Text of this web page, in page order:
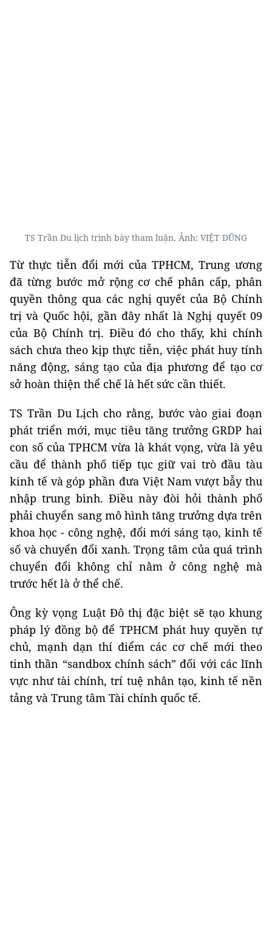
TS Trần Du lịch trình bày tham luận. Ảnh: VIỆT DŨNG
Từ thực tiễn đổi mới của TPHCM, Trung ương
đã từng bước mở rộng cơ chế phân cấp, phân
quyền thông qua các nghị quyết của Bộ Chính
trị và Quốc hội, gần đây nhất là Nghị quyết 09
của Bộ Chính trị. Điều đó cho thấy, khi chính
sách chưa theo kịp thực tiễn, việc phát huy tính
năng động, sáng tạo của địa phương để tạo cơ
sở hoàn thiện thể chế là hết sức cần thiết.
TS Trần Du Lịch cho rằng, bước vào giai đoạn
phát triển mới, mục tiêu tăng trưởng GRDP hai
con số của TPHCM vừa là khát vọng, vừa là yêu
cầu để thành phố tiếp tục giữ vai trò đầu tàu
kinh tế và góp phần đưa Việt Nam vượt bẫy thu
nhập trung bình. Điều này đòi hỏi thành phố
phải chuyển sang mô hình tăng trưởng dựa trên
khoa học - công nghệ, đổi mới sáng tạo, kinh tế
số và chuyển đổi xanh. Trọng tâm của quá trình
chuyển đổi không chỉ nằm ở công nghệ mà
trước hết là ở thể chế.
Ông kỳ vọng Luật Đô thị đặc biệt sẽ tạo khung
pháp lý đồng bộ để TPHCM phát huy quyền tự
chủ, mạnh dạn thí điểm các cơ chế mới theo
tinh thần “sandbox chính sách” đối với các lĩnh
vực như tài chính, trí tuệ nhân tạo, kinh tế nền
tảng và Trung tâm Tài chính quốc tế.